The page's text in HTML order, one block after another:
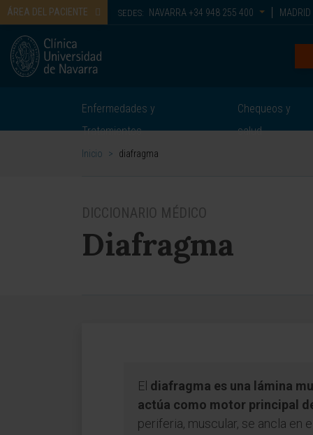
ÁREA DEL PACIENTE SEDES: NAVARRA +34 948 255 400 MADRID
Enfermedades y
Tratamientos
Chequeos y
salud
Inicio > diafragma
DICCIONARIO MÉDICO
Diafragma
El diafragma es una lámina
actúa como motor principal
periferia, muscular, se ancla en